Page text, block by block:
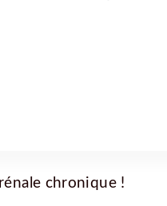
chronique !